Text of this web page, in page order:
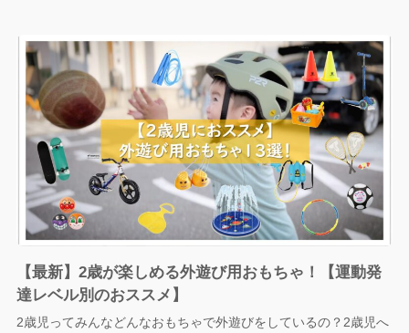
【最新】2歳が楽しめる外遊び用おもちゃ！【運動発
達レベル別のおススメ】
2歳児ってみんなどんなおもちゃで外遊びをしているの？2歳児へ